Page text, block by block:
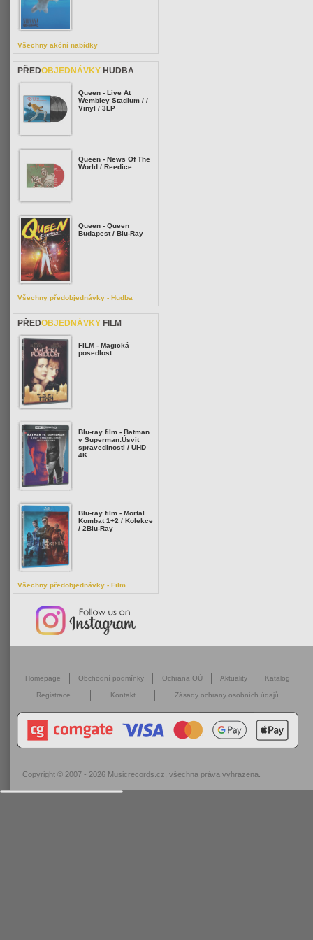
Všechny akční nabídky
PŘEDOBJEDNÁVKY HUDBA
Queen - Live At
Wembley Stadium / /
Vinyl / 3LP
Queen - News Of The
World / Reedice
Queen - Queen
Budapest / Blu-Ray
Všechny předobjednávky - Hudba
PŘEDOBJEDNÁVKY FILM
FILM - Magická
posedlost
Blu-ray film - Batman
v Superman:Úsvit
spravedlnosti / UHD
4K
Blu-ray film - Mortal
Kombat 1+2 / Kolekce
/ 2Blu-Ray
Všechny předobjednávky - Film
Homepage Obchodní podmínky Ochrana OÚ Aktuality Katalog
Registrace Kontakt Zásady ochrany osobních údajů
Copyright © 2007 - 2026 Musicrecords.cz , všechna práva vyhrazena.